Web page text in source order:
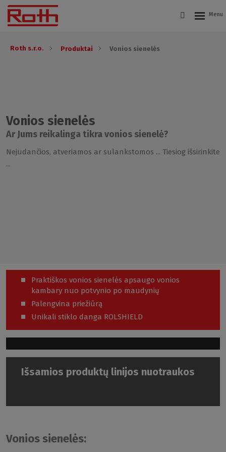
Roth s.r.o. Produktai Vonios sienelės
Vonios sienelės
Ar Jums reikalinga tikra vonios sienelė?
Nejudančios, atveriamos ar sulankstomos ... Tiesiog išsirinkite
...
Praktiškos vonios sienelės apsaugo vonios
kambary nuo potvynio po maudynių
Palengvina priežiūrą
Unikali stiklo danga ROLSHIELD
Išsamios produktų linijos nuotraukos
Vonios sienelės: